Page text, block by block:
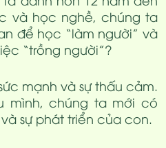
và học nghề, chúng ta
để học “làm người” và
“trồng người”?
mạnh và sự thấu cảm.
mình, chúng ta mới có
sự phát triển của con.